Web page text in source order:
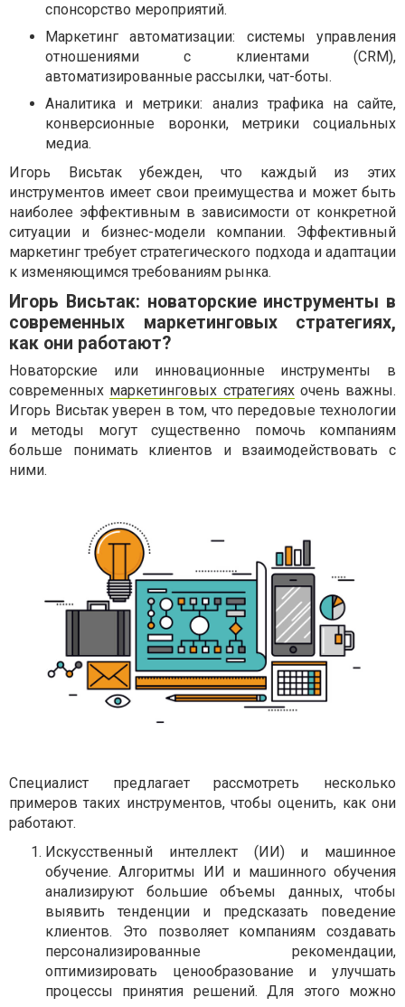
спонсорство мероприятий.
Маркетинг автоматизации: системы управления
отношениями с клиентами (CRM),
автоматизированные рассылки, чат-боты.
Аналитика и метрики: анализ трафика на сайте,
конверсионные воронки, метрики социальных
медиа.
Игорь Висьтак убежден, что каждый из этих
инструментов имеет свои преимущества и может быть
наиболее эффективным в зависимости от конкретной
ситуации и бизнес-модели компании. Эффективный
маркетинг требует стратегического подхода и адаптации
к изменяющимся требованиям рынка.
Игорь Висьтак: новаторские инструменты в
современных маркетинговых стратегиях,
как они работают?
Новаторские или инновационные инструменты в
современных маркетинговых стратегияхочень важны.
Игорь Висьтак уверен в том, что передовые технологии
и методы могут существенно помочь компаниям
больше понимать клиентов и взаимодействовать с
ними.
Специалист предлагает рассмотреть несколько
примеров таких инструментов, чтобы оценить, как они
работают.
Искусственный интеллект (ИИ) и машинное
обучение. Алгоритмы ИИ и машинного обучения
анализируют большие объемы данных, чтобы
выявить тенденции и предсказать поведение
клиентов. Это позволяет компаниям создавать
персонализированные рекомендации,
оптимизировать ценообразование и улучшать
процессы принятия решений. Для этого можно